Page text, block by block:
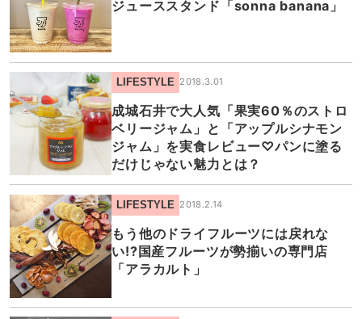
ジューススタンド「sonna banana」
LIFESTYLE 2018.3.01
成城石井で大人気「果実60％のストロ
ベリージャム」と「アップルシナモン
ジャム」を実食レビュー♡パンに塗る
だけじゃない魅力とは？
LIFESTYLE 2018.2.14
もう他のドライフルーツには戻れな
い!?国産フルーツが勢揃いの専門店
「アラカルト」